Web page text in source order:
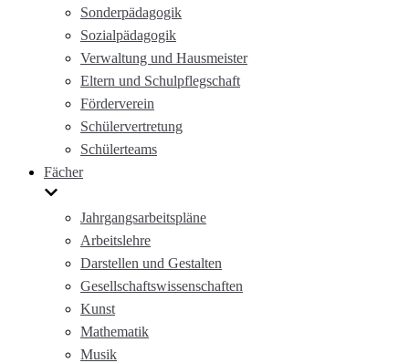
Sonderpädagogik
Sozialpädagogik
Verwaltung und Hausmeister
Eltern und Schulpflegschaft
Förderverein
Schülervertretung
Schülerteams
Fächer
Jahrgangsarbeitspläne
Arbeitslehre
Darstellen und Gestalten
Gesellschaftswissenschaften
Kunst
Mathematik
Musik